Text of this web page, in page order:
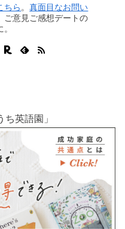
ちら。真面目なお問い
ご意見ご感想デートの
英語園」